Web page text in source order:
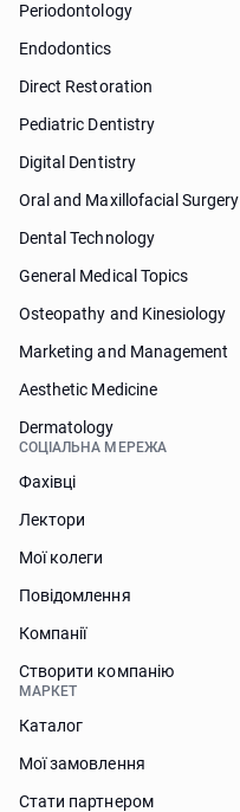
Periodontology
Endodontics
Direct Restoration
Pediatric Dentistry
Digital Dentistry
Oral and Maxillofacial Surgery
Dental Technology
General Medical Topics
Osteopathy and Kinesiology
Marketing and Management
Aesthetic Medicine
Dermatology
СОЦІАЛЬНА МЕРЕЖА
Фахівці
Лектори
Мої колеги
Повідомлення
Компанії
Створити компанію
МАРКЕТ
Каталог
Мої замовлення
Стати партнером